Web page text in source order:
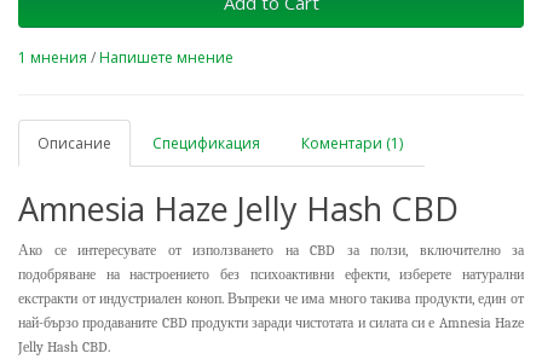
1 мнения /Напишете мнение
Описание Спецификация Коментари (1)
Amnesia Haze Jelly Hash CBD
Ако се интересувате от използването на CBD за ползи, включително за
подобряване на настроението без психоактивни ефекти, изберете натурални
екстракти от индустриален коноп. Въпреки че има много такива продукти, един от
най-бързо продаваните CBD продукти заради чистотата и силата си е Amnesia Haze
Jelly Hash CBD.